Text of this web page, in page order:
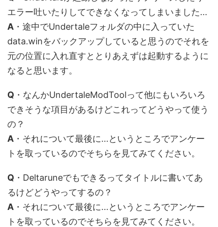
エラー吐いたりしてできなくなってしまいました...
A ・途中でUndertaleフォルダの中に入っていた
data.winをバックアップしていると思うのでそれを
元の位置に入れ直すととりあえずは起動するように
なると思います。
Q ・なんかUndertaleModToolって他にもいろいろ
できそうな項目があるけどこれってどうやって使う
の？
A ・それについて最後に...というところでアンケー
トを取っているのでそちらを見てみてください。
Q ・Deltaruneでもできるってタイトルに書いてあ
るけどどうやってするの？
A ・それについて最後に...というところでアンケー
トを取っているのでそちらを見てみてください。